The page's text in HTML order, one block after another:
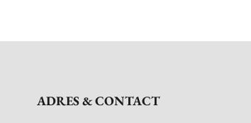
ADRES & CONTACT